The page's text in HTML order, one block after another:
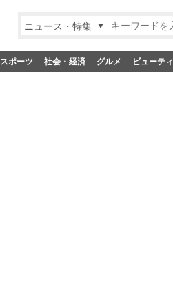
ニュース・特集
スポーツ 社会・経済 グルメ ビューティ